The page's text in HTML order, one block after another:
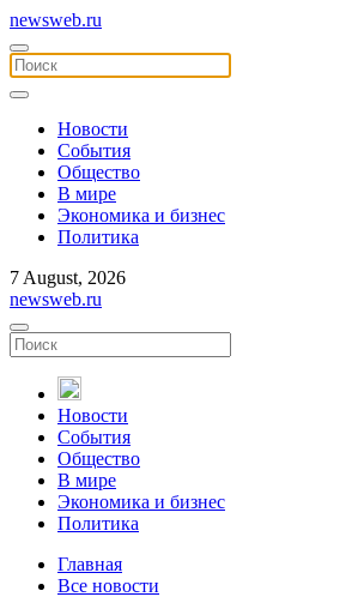
newsweb.ru
Новости
События
Общество
В мире
Экономика и бизнес
Политика
7 August, 2026
newsweb.ru
Новости
События
Общество
В мире
Экономика и бизнес
Политика
Главная
Все новости